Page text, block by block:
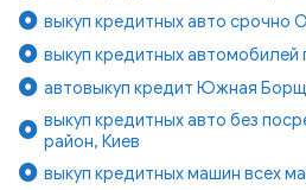
выкуп кредитных авто срочно
выкуп кредитных автомобилей
автовыкуп кредит Южная
выкуп кредитных авто без
район, Киев
выкуп кредитных машин всех